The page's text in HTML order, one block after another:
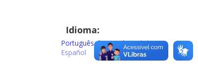
Idioma:
Português do Brasil English
Español